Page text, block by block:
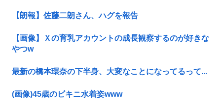
【朗報】佐藤二朗さん、ハグを報告
【画像】Ｘの育乳アカウントの成長観察するのが好きな
やつw
最新の橋本環奈の下半身、大変なことになってるって...
(画像)45歳のビキニ水着姿www